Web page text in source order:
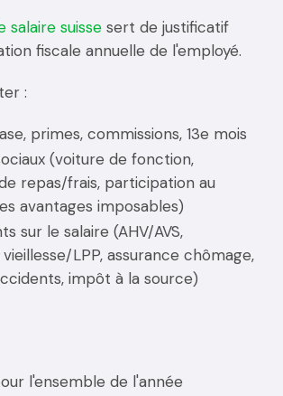
salaire suisse sert de justificatif
fiscale annuelle de l'employé.
:
primes, commissions, 13e mois
(voiture de fonction,
repas/frais, participation au
avantages imposables)
sur le salaire (AHV/AVS,
LPP, assurance chômage,
impôt à la source)
l'ensemble de l'année